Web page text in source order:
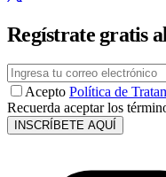
Regístrate gratis
Acepto Política de
Recuerda aceptar los
INSCRÍBETE AQUÍ